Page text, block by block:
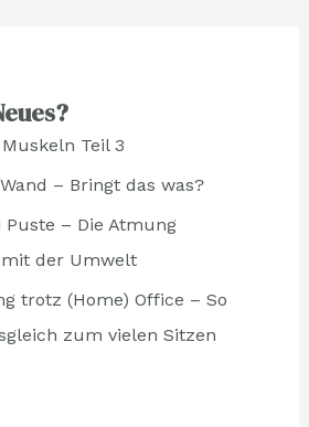
Teil 3
– Bringt das was?
– Die Atmung
der Umwelt
trotz (Home) Office – So
zum vielen Sitzen